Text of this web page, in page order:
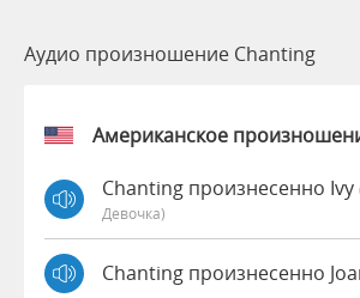
Аудио произношение Chanting
Американское
Chanting произнесенно Ivy
Девочка)
Chanting произнесенно